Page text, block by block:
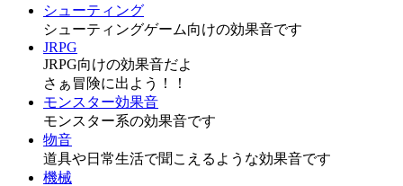
シューティング
シューティングゲーム向けの効果音です
JRPG
JRPG向けの効果音だよ
さぁ冒険に出よう！！
モンスター効果音
モンスター系の効果音です
物音
道具や日常生活で聞こえるような効果音です
機械